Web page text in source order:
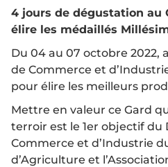
4 jours de dégustation au
élire les médaillés
Du 04 au 07 octobre 2022,
de Commerce et
pour élire les meilleurs
Mettre en valeur ce Gard
terroir est le 1er objectif
Commerce et d’Industrie
d’Agriculture et